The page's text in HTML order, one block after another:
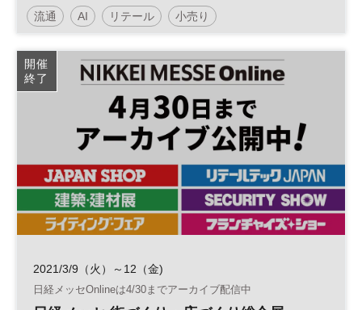
流通 AI リテール 小売り
デジタルトランスフォーメーション 人工知能
ビッグデータ リテールテック DX 参加無料
日経メッセプレミアム・カンファレンス・シリーズ
開催
終了
2021/3/9（火）～12（金)
日経メッセOnlineは4/30までアーカイブ配信中